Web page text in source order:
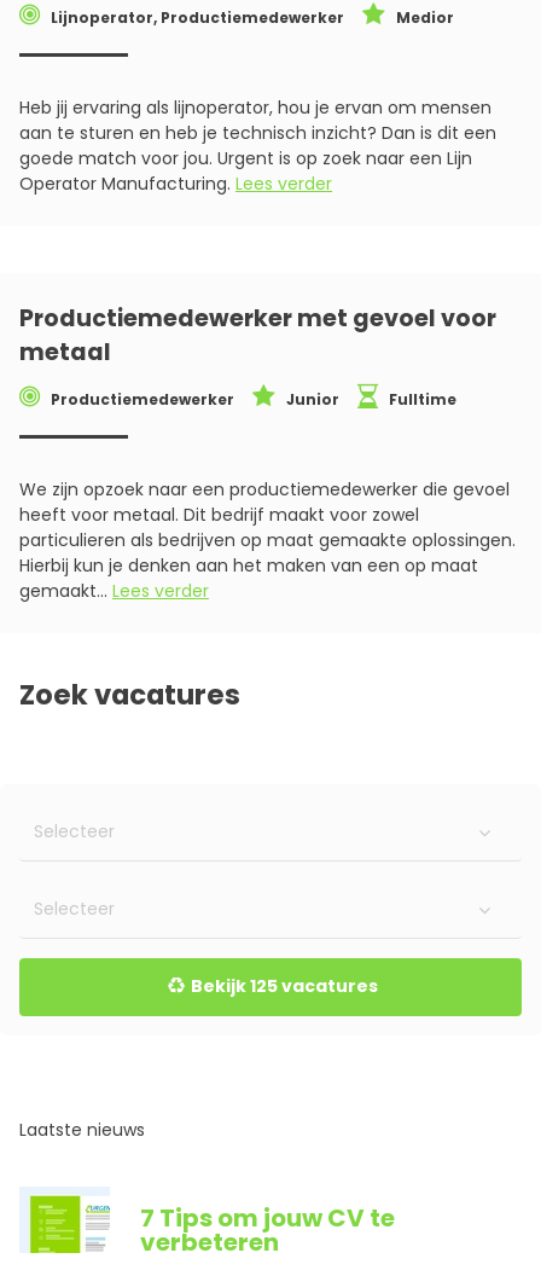
Lijnoperator, Productiemedewerker Medior
Heb jij ervaring als lijnoperator, hou je ervan om mensen
aan te sturen en heb je technisch inzicht? Dan is dit een
goede match voor jou. Urgent is op zoek naar een Lijn
Operator Manufacturing. Lees verder
Productiemedewerker met gevoel voor
metaal
Productiemedewerker Junior Fulltime
We zijn opzoek naar een productiemedewerker die gevoel
heeft voor metaal. Dit bedrijf maakt voor zowel
particulieren als bedrijven op maat gemaakte oplossingen.
Hierbij kun je denken aan het maken van een op maat
gemaakt... Lees verder
Zoek vacatures
Bekijk 125 vacatures
Laatste nieuws
7 Tips om jouw CV te
verbeteren